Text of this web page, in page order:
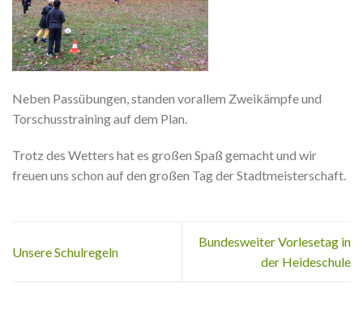
Neben Passübungen, standen vorallem Zweikämpfe und
Torschusstraining auf dem Plan.
Trotz des Wetters hat es großen Spaß gemacht und wir
freuen uns schon auf den großen Tag der Stadtmeisterschaft.
Unsere Schulregeln
Bundesweiter Vorlesetag in
der Heideschule